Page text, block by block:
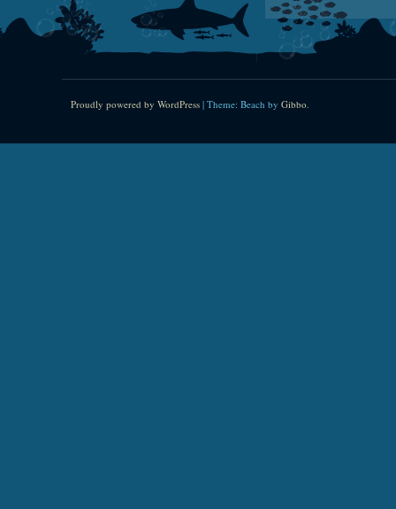
Proudly powered by WordPress | Theme: Beach by Gibbo.